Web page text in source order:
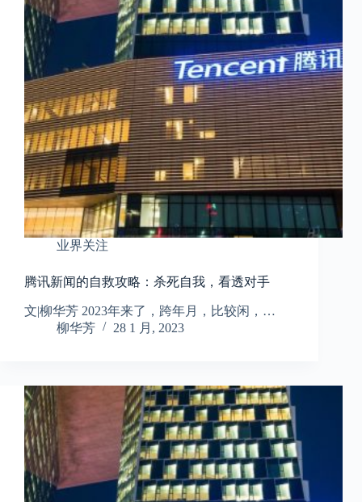
业界关注
腾讯新闻的自救攻略：杀死自我，看透对手
文|柳华芳 2023年来了，跨年月，比较闲，…
柳华芳
28 1 月, 2023